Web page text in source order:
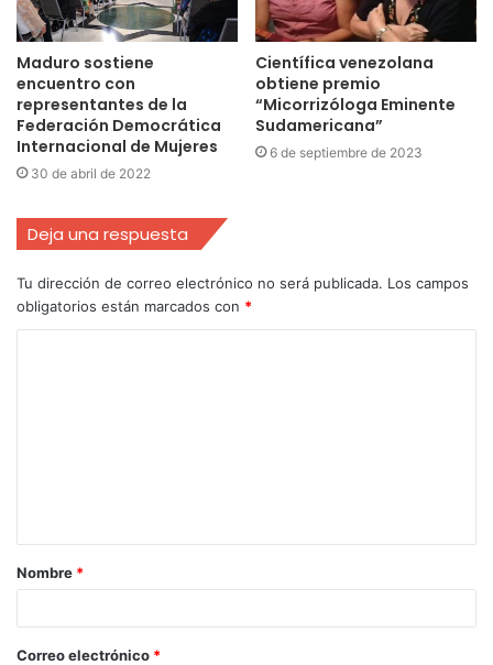
Maduro sostiene
encuentro con
representantes de la
Federación Democrática
Internacional de Mujeres
30 de abril de 2022
Científica venezolana
obtiene premio
“Micorrizóloga Eminente
Sudamericana”
6 de septiembre de 2023
Deja una respuesta
Tu dirección de correo electrónico no será publicada. Los campos
obligatorios están marcados con *
Nombre *
Correo electrónico *